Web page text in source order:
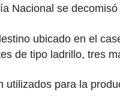
Nacional se
ubicado en el
de tipo ladrillo, tres
para la